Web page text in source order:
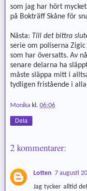
som jag har hört
på Bokträff Skåne för
Nästa: Till det bittra
serie om poliserna
som har översatts. Av
senare delarna ha
måste släppa mitt i
tydligen fristående i
Monika kl. 06:06
Dela
2 kommentarer:
Lotten 7 augusti
Jag tycker alltid